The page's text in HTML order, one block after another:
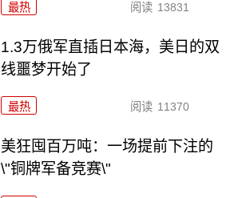
最热 阅读 13831
1.3万俄军直插日本海，美日的双
线噩梦开始了
最热 阅读 11370
美狂囤百万吨：一场提前下注的
\"铜牌军备竞赛\"